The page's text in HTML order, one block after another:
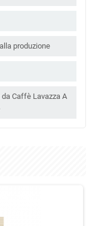
produzione
Caffè Lavazza A